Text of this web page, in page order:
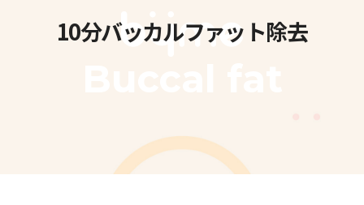
10分バッカルファット除去